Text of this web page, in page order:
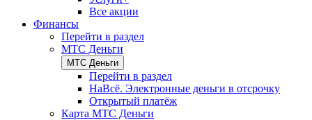
Все акции
Финансы
Перейти в раздел
МТС Деньги
МТС Деньги
Перейти в раздел
НаВсё. Электронные деньги в отсрочку
Открытый платёж
Карта МТС Деньги